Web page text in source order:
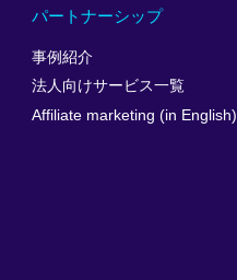
パートナーシップ
事例紹介
法人向けサービス一覧
Affiliate marketing (in English)